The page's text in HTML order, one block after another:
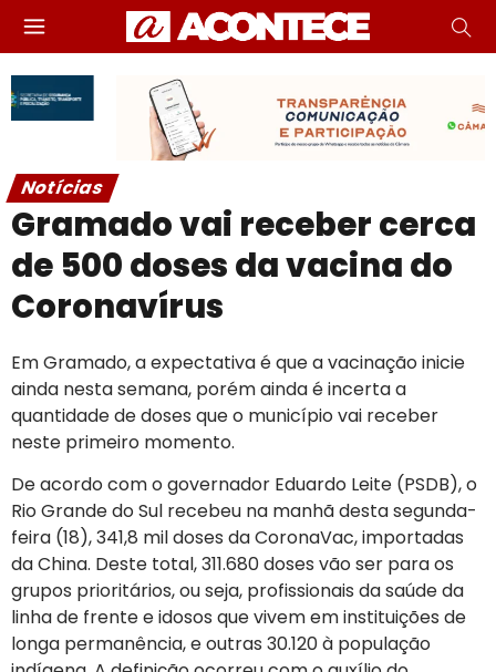
Notícias
Gramado vai receber cerca
de 500 doses da vacina do
Coronavírus
Em Gramado, a expectativa é que a vacinação inicie
ainda nesta semana, porém ainda é incerta a
quantidade de doses que o município vai receber
neste primeiro momento.
De acordo com o governador Eduardo Leite (PSDB), o
Rio Grande do Sul recebeu na manhã desta segunda-
feira (18), 341,8 mil doses da CoronaVac, importadas
da China. Deste total, 311.680 doses vão ser para os
grupos prioritários, ou seja, profissionais da saúde da
linha de frente e idosos que vivem em instituições de
longa permanência, e outras 30.120 à população